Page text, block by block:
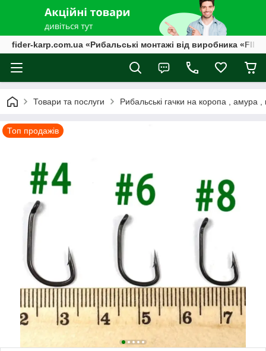
fider-karp.com.ua «Рибальські монтажі від виробника
Товари та послуги Рибальські гачки на коропа , амура
Топ продажів